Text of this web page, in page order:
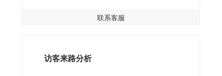
联系客服
访客来路分析